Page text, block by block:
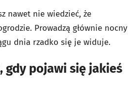
nawet nie wiedzieć, że
Prowadzą głównie nocny
dnia rzadko się je widuje.
gdy pojawi się jakieś